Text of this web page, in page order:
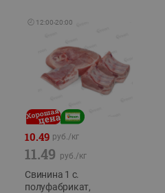
🕘 12:00-20:00
10.49 руб./кг
11.49 руб./кг
Свинина 1 с.
полуфабрикат,